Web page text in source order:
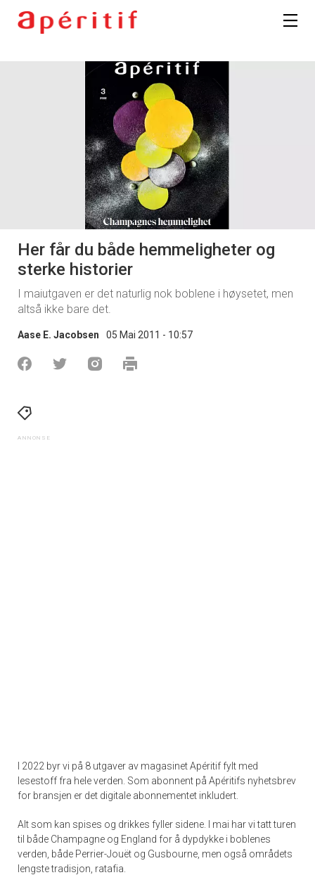
Her får du både hemmeligheter og
sterke historier
I maiutgaven er det naturlig nok boblene i høysetet, men
altså ikke bare det.
Aase E. Jacobsen 05 Mai 2011 - 10:57
2022 byr vi på 8 utgaver av magasinet Apéritif fylt med
lesestoff fra hele verden. Som abonnent på Apéritifs nyhetsbrev
for bransjen er det digitale abonnementet inkludert.
Alt som kan spises og drikkes fyller sidene. I mai har vi tatt turen
til både Champagne og England for å dypdykke i boblenes
verden, både Perrier-Jouët og Gusbourne, men også områdets
lengste tradisjon, ratafia.